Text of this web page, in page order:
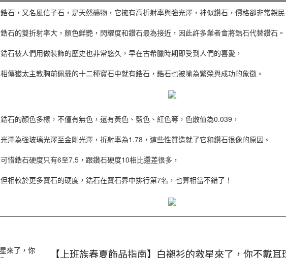
鋯石，又名風信子石，是天然礦物，它擁有高折射率與強光澤，神似鑽石，價格卻非常親
鋯石的雙折射率大，顏色鮮艷，閃耀度和鑽石最為接近，因此許多業者會將鋯石代替鑽石。
鋯石被人們用做裝飾的歷史也非常悠久，早在古希臘時期即受到人們的喜愛，
相傳猶太主教胸前佩戴的十二種寶石中就有鋯石，鋯石也被喻為繁榮與成功的象徵。
鋯石的顏色多樣，不僅有無色，還有黃色、藍色、紅色等，色散值為0.039，
光澤為強玻璃光澤至金剛光澤，折射率為1.78，這些性質造就了它和鑽石很像的原因。
可惜鋯石硬度只有6至7.5，跟鑽石硬度10相比還差很多，
但相較於更多寶石的硬度，鋯石在寶石界中排行第7名，也算相當不錯了！
【上班族春夏飾品指南】白襯衫的救星來了，你不戴